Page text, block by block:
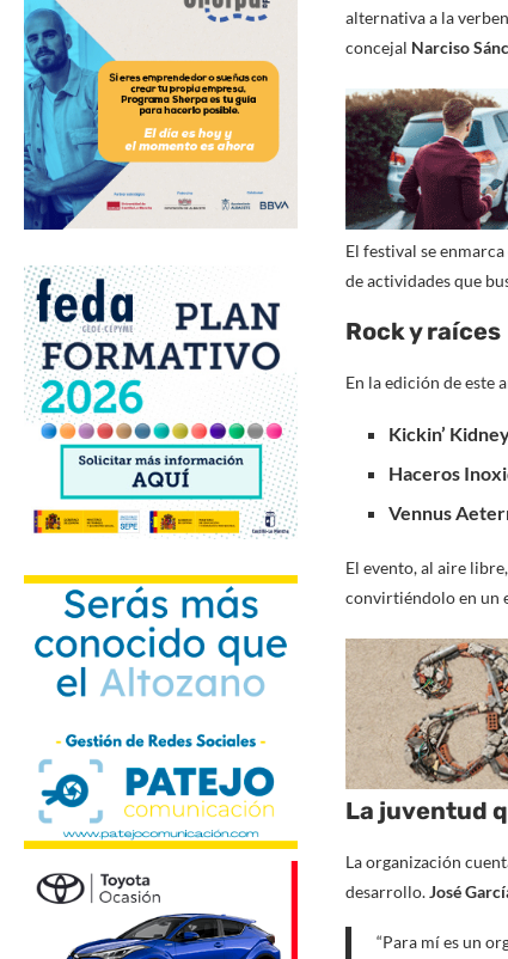
alternativa a la
concejal Narciso
El festival se
de actividades que
Rock y raíces
En la edición de este
Kickin’
Haceros
Vennus
El evento, al aire
convirtiéndolo en un
La juventud
La organización
desarrollo.José
“Para mí es un